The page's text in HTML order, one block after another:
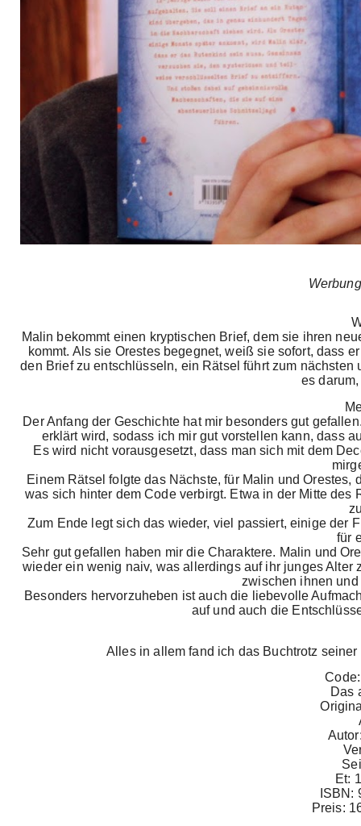
Malin bekommt einen kryptischen Brief, dem sie ihren
kommt. Als sie Orestes begegnet, weiß sie sofort, dass
den Brief zu entschlüsseln, ein Rätsel führt zum
es
Der Anfang der Geschichte hat mir besonders gut
erklärt wird, sodass ich mir gut vorstellen kann, dass
Es wird nicht vorausgesetzt, dass man sich mit dem
Einem Rätsel folgte das Nächste, für Malin und
was sich hinter dem Code verbirgt. Etwa in der Mitte
Zum Ende legt sich das wieder, viel passiert, einige der
für
Sehr gut gefallen haben mir die Charaktere. Malin und
wieder ein wenig naiv, was allerdings auf ihr junges
zwischen ihnen
Besonders hervorzuheben ist auch die liebevolle
auf und auch die
Alles in allem fand ich das Buchtrotz
Das
Et:
ISBN:
Preis: